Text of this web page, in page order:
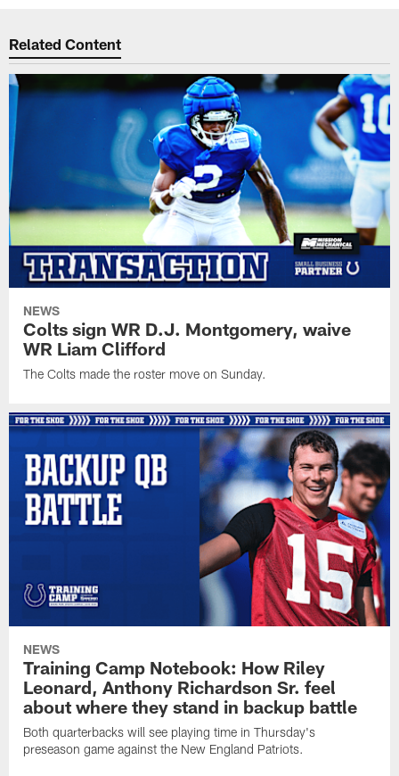
Related Content
NEWS
Colts sign WR D.J. Montgomery, waive
WR Liam Clifford
The Colts made the roster move on Sunday.
NEWS
Training Camp Notebook: How Riley
Leonard, Anthony Richardson Sr. feel
about where they stand in backup battle
Both quarterbacks will see playing time in Thursday's
preseason game against the New England Patriots.